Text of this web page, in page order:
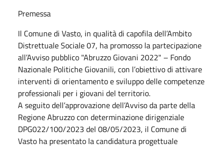
Premessa
Il Comune di Vasto, in qualità di capofila dell’Ambito
Distrettuale Sociale 07, ha promosso la partecipazione
all’Avviso pubblico "Abruzzo Giovani 2022" – Fondo
Nazionale Politiche Giovanili, con l’obiettivo di attivare
interventi di orientamento e sviluppo delle competenze
professionali per i giovani del territorio.
A seguito dell’approvazione dell’Avviso da parte della
Regione Abruzzo con determinazione dirigenziale
DPG022/100/2023 del 08/05/2023, il Comune di
Vasto ha presentato la candidatura progettuale